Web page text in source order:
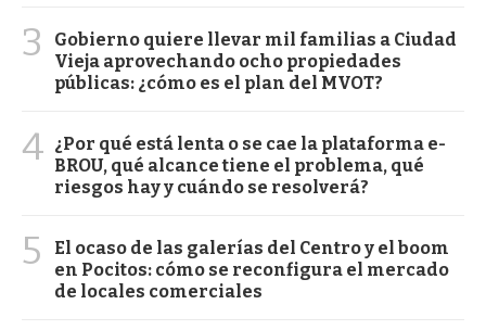
3
Gobierno quiere llevar mil familias a Ciudad
Vieja aprovechando ocho propiedades
públicas: ¿cómo es el plan del MVOT?
4 ¿Por qué está lenta o se cae la plataforma e-
BROU, qué alcance tiene el problema, qué
riesgos hay y cuándo se resolverá?
5
El ocaso de las galerías del Centro y el boom
en Pocitos: cómo se reconfigura el mercado
de locales comerciales